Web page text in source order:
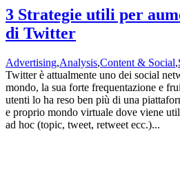
3 Strategie utili per
di Twitter
Advertising,Analysis,Content & Social,
Twitter è attualmente uno dei social
mondo, la sua forte frequentazione e
utenti lo ha reso ben più di una
e proprio mondo virtuale dove viene
ad hoc (topic, tweet, retweet ecc.)...